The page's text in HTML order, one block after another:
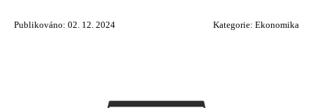
Publikováno: 02. 12. 2024 Kategorie: Ekonomika